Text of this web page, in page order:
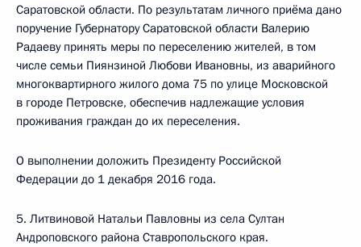
Саратовской области. По результатам личного приёма дано
поручение Губернатору Саратовской области Валерию
Радаеву принять меры по переселению жителей, в том
числе семьи Пиянзиной Любови Ивановны, из аварийного
многоквартирного жилого дома 75 по улице Московской
в городе Петровске, обеспечив надлежащие условия
проживания граждан до их переселения.
О выполнении доложить Президенту Российской
Федерации до 1 декабря 2016 года.
5. Литвиновой Натальи Павловны из села Султан
Андроповского района Ставропольского края.